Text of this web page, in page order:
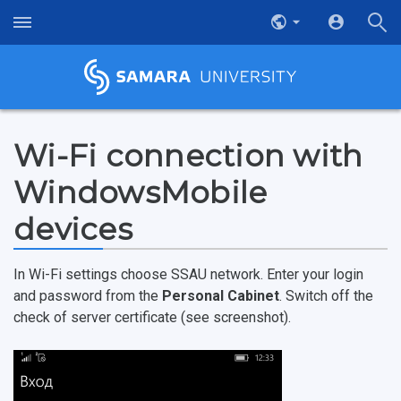
News
About Samara University
Research areas
Samara region
Contacts
Sports
Wi-Fi connection with
WindowsMobile
devices
In Wi-Fi settings choose SSAU network. Enter your login
and password from the Personal Cabinet. Switch off the
check of server certificate (see screenshot).